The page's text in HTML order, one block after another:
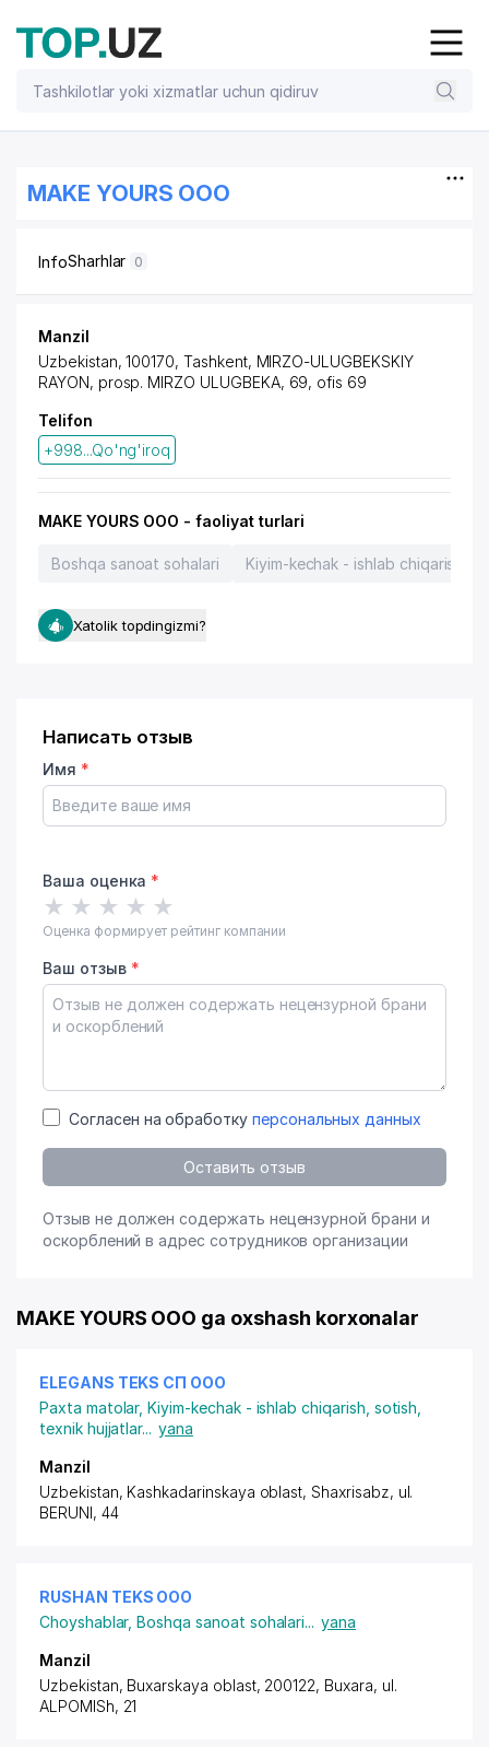
MAKE YOURS OOO
InfoSharhlar 0
Manzil
Uzbekistan, 100170, Tashkent, MIRZO-ULUGBEKSKIY
RAYON, prosp. MIRZO ULUGBEKA, 69, ofis 69
Telifon
+998...Qo'ng'iroq
MAKE YOURS OOO - faoliyat turlari
Boshqa sanoat sohalari Kiyim-kechak - ishlab chiqarish,
Xatolik topdingizmi?
Написать отзыв
Имя *
Ваша оценка *
★ ★ ★ ★ ★
Оценка формирует рейтинг компании
Ваш отзыв *
Согласен на обработку персональных данных
Оставить отзыв
Отзыв не должен содержать нецензурной брани и
оскорблений в адрес сотрудников организации
MAKE YOURS OOO ga oxshash korxonalar
ELEGANS TEKS СП ООО
Paxta matolar,Kiyim-kechak - ishlab chiqarish, sotish,
texnik hujjatlar... yana
Manzil
Uzbekistan, Kashkadarinskaya oblast, Shaxrisabz, ul.
BERUNI, 44
RUSHAN TEKS ООО
Choyshablar,Boshqa sanoat sohalari... yana
Manzil
Uzbekistan, Buxarskaya oblast, 200122, Buxara, ul.
ALPOMISh, 21